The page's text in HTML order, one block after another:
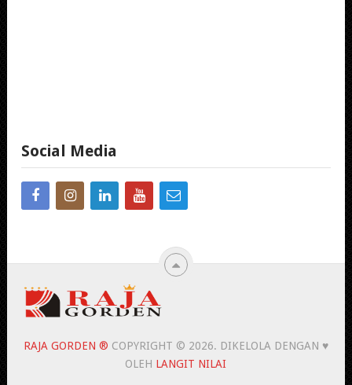
Social Media
RAJA GORDEN ® COPYRIGHT © 2026. DIKELOLA DENGAN ♥
OLEH LANGIT NILAI